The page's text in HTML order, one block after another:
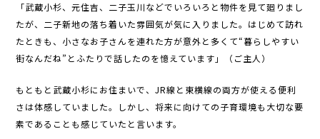
「武蔵小杉、元住吉、二子玉川などでいろいろと物件を見て廻りまし
たが、二子新地の落ち着いた雰囲気が気に入りました。はじめて訪れ
たときも、小さなお子さんを連れた方が意外と多くて“暮らしやすい
街なんだね”とふたりで話したのを憶えています」（ご主人）
もともと武蔵小杉にお住まいで、JR線と東横線の両方が使える便利
さは体感していました。しかし、将来に向けての子育環境も大切な要
素であることも感じていたと言います。